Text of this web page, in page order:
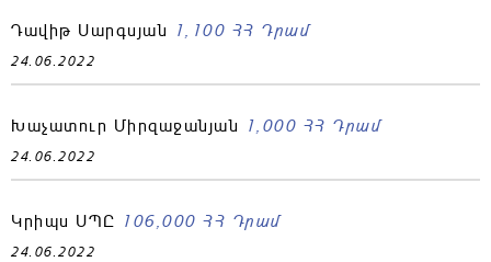
Դավիթ Սարգսյան 1,100 ՀՀ Դրամ
24.06.2022
Խաչատուր Միրզաջանյան 1,000 ՀՀ Դրամ
24.06.2022
Կրիպս ՍՊԸ 106,000 ՀՀ Դրամ
24.06.2022